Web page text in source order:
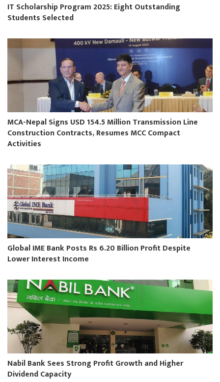
IT Scholarship Program 2025: Eight Outstanding
Students Selected
MCA-Nepal Signs USD 154.5 Million Transmission Line
Construction Contracts, Resumes MCC Compact
Activities
Global IME Bank Posts Rs 6.20 Billion Profit Despite
Lower Interest Income
Nabil Bank Sees Strong Profit Growth and Higher
Dividend Capacity